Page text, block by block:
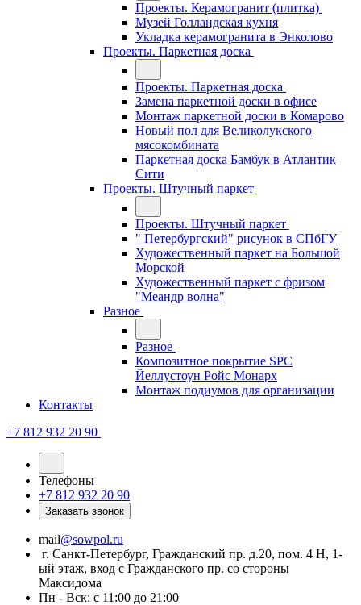
Проекты. Керамогранит (плитка)
Музей Голландская кухня
Укладка керамогранита в Энколово
Проекты. Паркетная доска
Проекты. Паркетная доска
Замена паркетной доски в офисе
Монтаж паркетной доски в Комарово
Новый пол для Великолукского
мясокомбината
Паркетная доска Бамбук в Атлантик
Сити
Проекты. Штучный паркет
Проекты. Штучный паркет
" Петербургский" рисунок в СПбГУ
Художественный паркет на Большой
Морской
Художественный паркет с фризом
"Меандр волна"
Разное
Разное
Композитное покрытие SPC
Йеллустоун Ройс Монарх
Монтаж подиумов для организации
Контакты
+7 812 932 20 90
Телефоны
+7 812 932 20 90
Заказать звонок
mail@sowpol.ru
г. Санкт-Петербург, Гражданский пр. д.20, пом. 4 Н, 1-
ый этаж, вход с Гражданского пр. со стороны
Максидома
Пн - Вск: с 11:00 до 21:00